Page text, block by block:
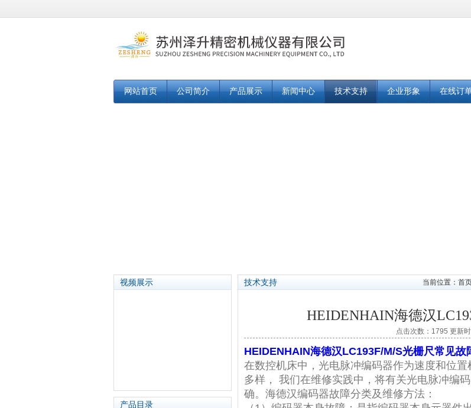
网站首页 公司简介 产品展示 新闻中心 技术支持 企业形象 在线订
视频展示
产品目录
技术支持 当前位置： 首
HEIDENHAIN海德汉
点击次数：1795 更新
HEIDENHAIN海德汉LC193F/M/S光栅尺常见故
在数控机床中，光电脉冲编码器作为速度和位
多样， 我们在维修实践中，将有关光电脉冲编
确。海德汉编码器故障分类及维修方法：